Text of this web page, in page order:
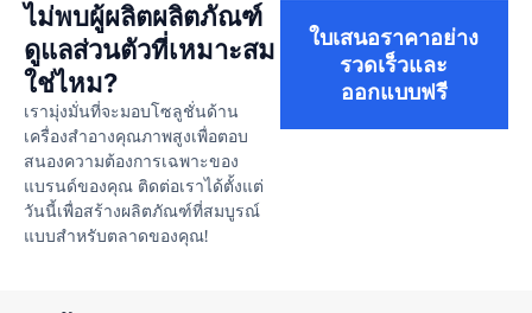
ไม่พบผู้ผลิตผลิตภัณฑ์
ดูแลส่วนตัวที่เหมาะสม
ใช่ไหม?
เรามุ่งมั่นที่จะมอบโซลูชั่นด้าน
เครื่องสำอางคุณภาพสูงเพื่อตอบ
สนองความต้องการเฉพาะของ
แบรนด์ของคุณ ติดต่อเราได้ตั้งแต่
วันนี้เพื่อสร้างผลิตภัณฑ์ที่สมบูรณ์
แบบสำหรับตลาดของคุณ!
ใบเสนอราคาอย่าง
รวดเร็วและ
ออกแบบฟรี